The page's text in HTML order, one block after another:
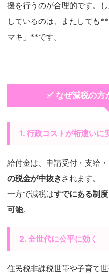
援を行うのが合理的です。
しているのは、またしても
マキ」**です。
✅ なぜ減税の方
1. 行政コストが桁違いに
給付金は、申請受付・支給
の税金が中抜き されます。
一方で減税はすでにある制
可能。
2. 全世代に公平に効く
住民税非課税世帯や子育て